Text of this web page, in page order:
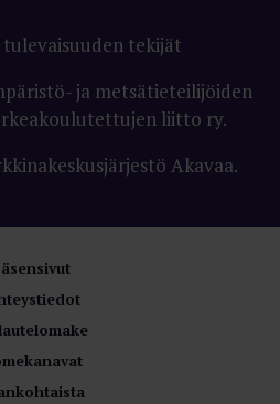
tekijät
ja metsätieteilijöiden
liitto ry.
Akavaa.